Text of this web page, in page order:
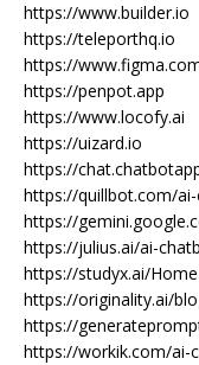
https://www.builder.io
https://teleporthq.io
https://
https://penpot.app
https://www.locofy.ai
https://uizard.io
https://
https://quillbot.com/
https://
https://julius.ai/ai-
https://studyx.ai/Home
https://originality.ai/
https://
https://workik.com/ai-